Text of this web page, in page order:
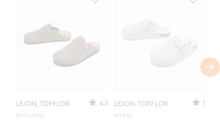
LEJON, TOFFLOR 4.3
BEKVÄMA
LEJON, TOFFLOR 5
MYSIG